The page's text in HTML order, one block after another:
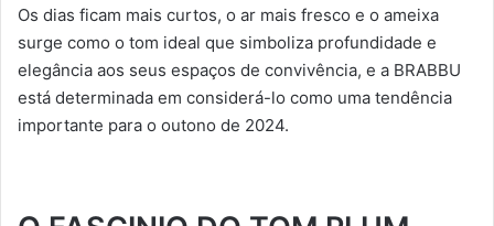
Os dias ficam mais curtos, o ar mais fresco e o ameixa
surge como o tom ideal que simboliza profundidade e
elegância aos seus espaços de convivência, e a BRABBU
está determinada em considerá-lo como uma tendência
importante para o outono de 2024.